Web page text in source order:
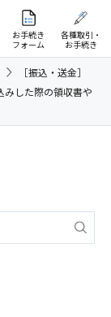
お手続き
フォーム
各種取引・
お手続き
［振込・送金］
みした際の領収書や